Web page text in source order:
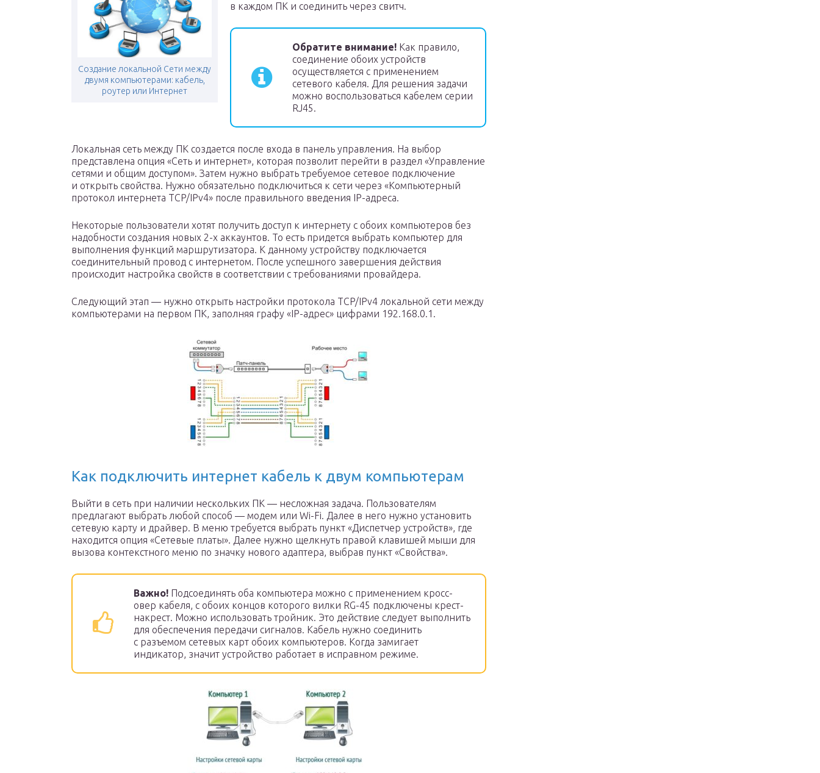
Создание локальной Сети между
двумя компьютерами: кабель,
роутер или Интернет
в каждом ПК и соединить через свитч.
Обратите внимание! Как правило,
соединение обоих устройств
осуществляется с применением
сетевого кабеля. Для решения задачи
можно воспользоваться кабелем серии
RJ45.
Локальная сеть между ПК создается после входа в панель управления. На выбор
представлена опция «Сеть и интернет», которая позволит перейти в раздел «Управление
сетями и общим доступом». Затем нужно выбрать требуемое сетевое подключение
и открыть свойства. Нужно обязательно подключиться к сети через «Компьютерный
протокол интернета TCP/IPv4» после правильного введения IP-адреса.
Некоторые пользователи хотят получить доступ к интернету с обоих компьютеров без
надобности создания новых 2-х аккаунтов. То есть придется выбрать компьютер для
выполнения функций маршрутизатора. К данному устройству подключается
соединительный провод с интернетом. После успешного завершения действия
происходит настройка свойств в соответствии с требованиями провайдера.
Следующий этап — нужно открыть настройки протокола TCP/IPv4 локальной сети между
компьютерами на первом ПК, заполняя графу «IP-адрес» цифрами 192.168.0.1.
Как подключить интернет кабель к двум компьютерам
Выйти в сеть при наличии нескольких ПК — несложная задача. Пользователям
предлагают выбрать любой способ — модем или Wi-Fi. Далее в него нужно установить
сетевую карту и драйвер. В меню требуется выбрать пункт «Диспетчер устройств», где
находится опция «Сетевые платы». Далее нужно щелкнуть правой клавишей мыши для
вызова контекстного меню по значку нового адаптера, выбрав пункт «Свойства».
Важно! Подсоединять оба компьютера можно с применением кросс-
овер кабеля, с обоих концов которого вилки RG-45 подключены крест-
накрест. Можно использовать тройник. Это действие следует выполнить
для обеспечения передачи сигналов. Кабель нужно соединить
с разъемом сетевых карт обоих компьютеров. Когда замигает
индикатор, значит устройство работает в исправном режиме.